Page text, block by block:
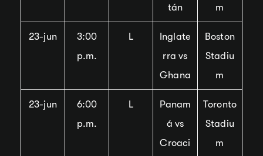
tán
m
23-jun
3:00
p.m.
L
Inglate
rra vs
Ghana
Boston
Stadiu
m
23-jun
6:00
p.m.
L
Panam
á vs
Croaci
Toronto
Stadiu
m